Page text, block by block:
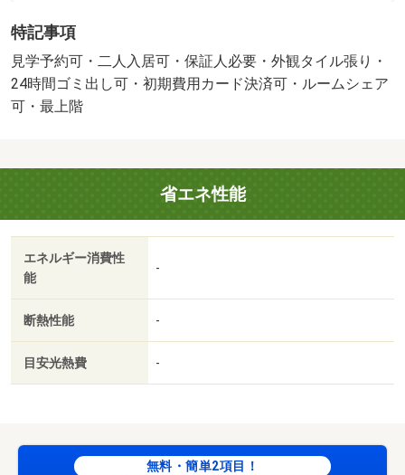
ステート」へ。 【設備・特記事項備考】事務所不可・ペ
ット不可・専用バス・専用トイレ 【駐車場備考】敷金１
ヶ月。屋根有り、屋根無しで料金が変わります。/室内抗菌
施工代 13200円/自転車駐輪料金(月々) 500円/原付駐輪料金
特記事項
見学予約可・二人入居可・保証人必要・外観タイル張り・
24時間ゴミ出し可・初期費用カード決済可・ルームシェア
可・最上階
省エネ性能
エネルギー消費性
能
-
断熱性能 -
目安光熱費 -
無料・簡単2項目！